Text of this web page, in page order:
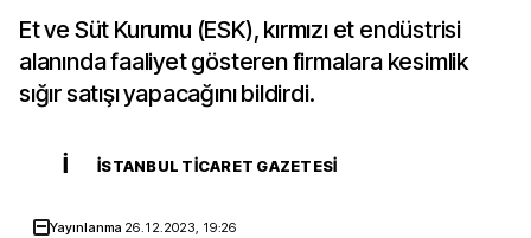
Et ve Süt Kurumu (ESK), kırmızı et endüstrisi
alanında faaliyet gösteren firmalara kesimlik
sığır satışı yapacağını bildirdi.
İ İSTANBUL TICARET GAZETESI
Yayınlanma 26.12.2023, 19:26